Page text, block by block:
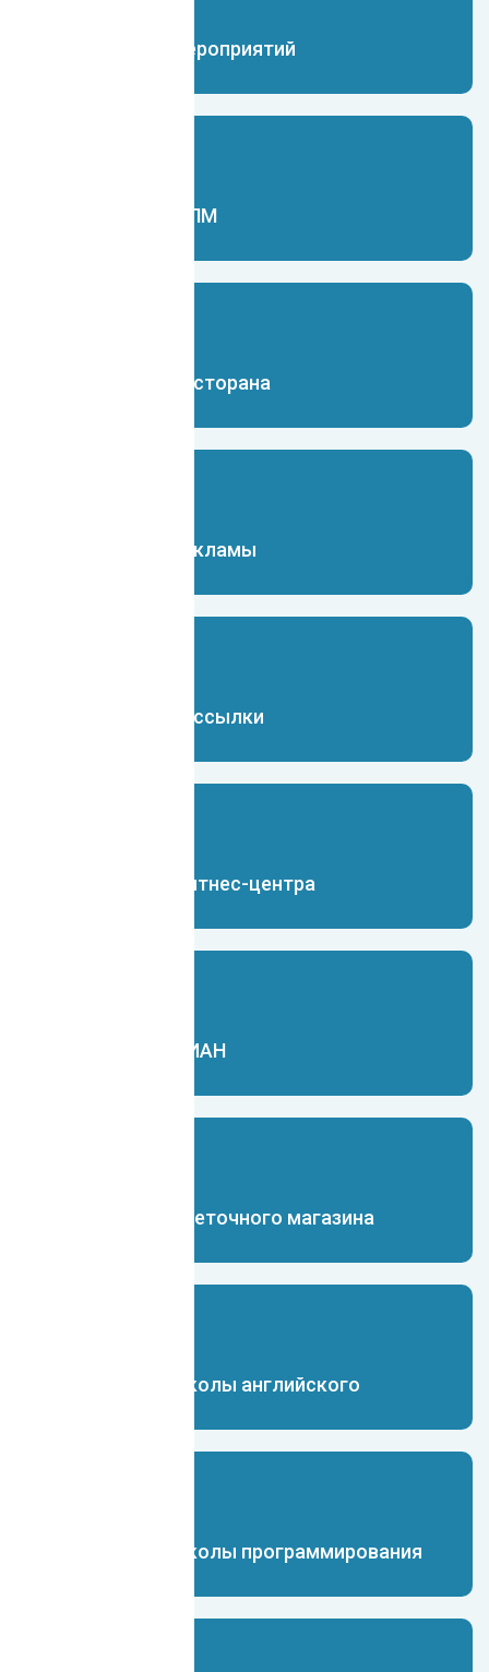
Чат-бот для мероприятий
Чат-бот для МЛМ
Чат-бот для ресторана
Чат-бот для рекламы
Чат-бот для рассылки
Чат-бот для фитнес-центра
Чат-бот для ЦИАН
Чат-бот для цветочного магазина
Чат-бот для школы английского
Чат-бот для школы программирования